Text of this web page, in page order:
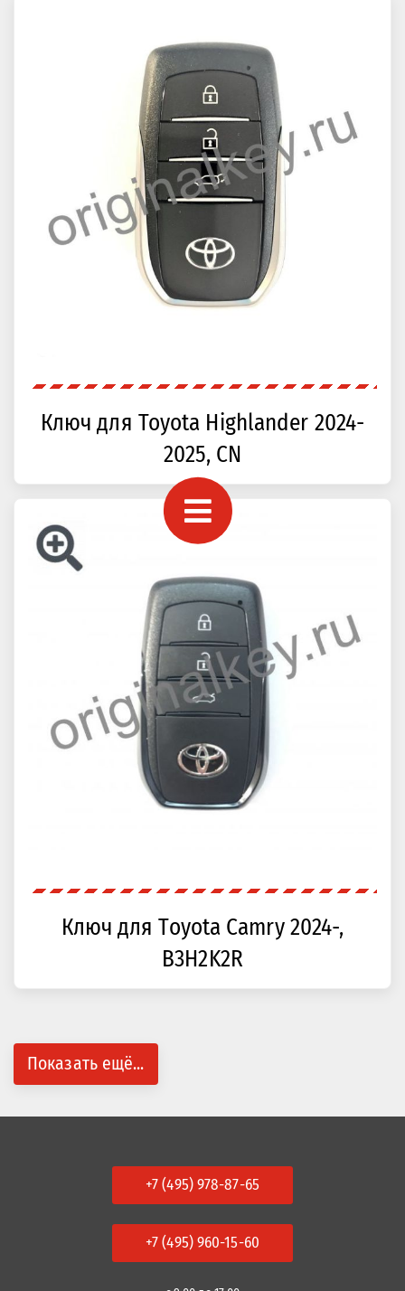
Ключ для Toyota Highlander 2024-
2025, CN
Ключ для Toyota Camry 2024-,
B3H2K2R
Показать ещё...
+7 (495) 978-87-65
+7 (495) 960-15-60